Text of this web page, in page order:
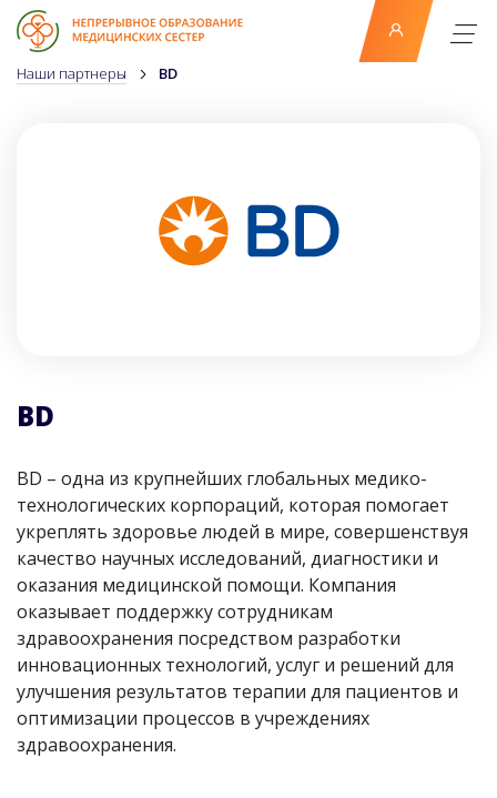
Наши партнеры BD
BD
BD – одна из крупнейших глобальных медико-
технологических корпораций, которая помогает
укреплять здоровье людей в мире, совершенствуя
качество научных исследований, диагностики и
оказания медицинской помощи. Компания
оказывает поддержку сотрудникам
здравоохранения посредством разработки
инновационных технологий, услуг и решений для
улучшения результатов терапии для пациентов и
оптимизации процессов в учреждениях
здравоохранения.